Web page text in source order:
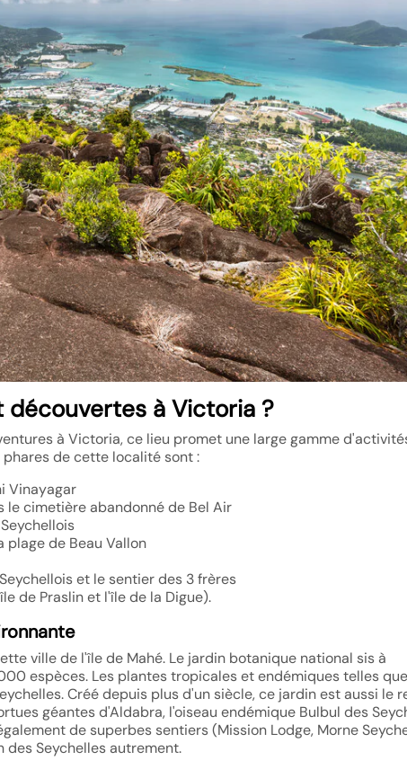
à Victoria ?
à Victoria, ce lieu promet une large gamme
de cette localité sont :
Vinayagar
cimetière abandonné de Bel Air
plage de Beau Vallon
et le sentier des 3 frères
de Praslin et l'île de la Digue).
ville de l'île de Mahé. Le jardin botanique national sis à
espèces. Les plantes tropicales et endémiques telles
Créé depuis plus d'un siècle, ce jardin est aussi le
géantes d'Aldabra, l'oiseau endémique Bulbul des
de superbes sentiers (Mission Lodge, Morne
Seychelles autrement.